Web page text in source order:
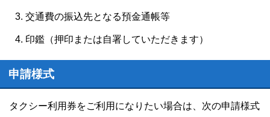
交通費の振込先となる預金通帳等
印鑑（押印または自署していただきます）
申請様式
タクシー利用券をご利用になりたい場合は、次の申請様式